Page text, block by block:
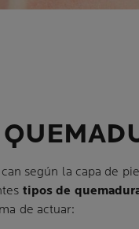
según la capa de
tipos de
de actuar: